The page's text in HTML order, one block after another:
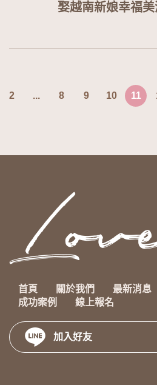
娶越南新娘幸福
2 ... 8 9 10 11
首頁 關於我們 最新消息
成功案例
線上報名
加入好友